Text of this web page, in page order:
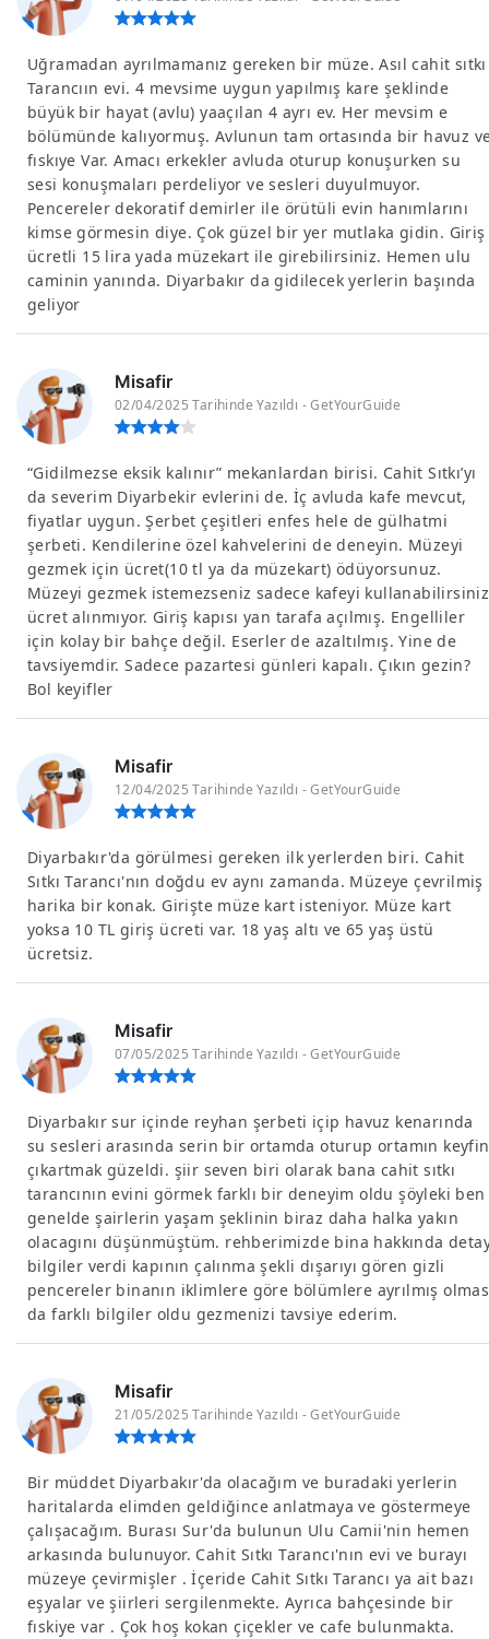
Uğramadan ayrılmamanız gereken bir müze. Asıl cahit sıtkı
Tarancıın evi. 4 mevsime uygun yapılmış kare şeklinde
büyük bir hayat (avlu) yaaçılan 4 ayrı ev. Her mevsim e
bölümünde kalıyormuş. Avlunun tam ortasında bir havuz
fıskıye Var. Amacı erkekler avluda oturup konuşurken su
sesi konuşmaları perdeliyor ve sesleri duyulmuyor.
Pencereler dekoratif demirler ile örütüli evin hanımlarını
kimse görmesin diye. Çok güzel bir yer mutlaka gidin. Giriş
ücretli 15 lira yada müzekart ile girebilirsiniz. Hemen ulu
caminin yanında. Diyarbakır da gidilecek yerlerin başında
geliyor
Misafir
02/04/2025 Tarihinde Yazıldı - GetYourGuide
“Gidilmezse eksik kalınır” mekanlardan birisi. Cahit Sıtkı’yı
da severim Diyarbekir evlerini de. İç avluda kafe mevcut,
fiyatlar uygun. Şerbet çeşitleri enfes hele de gülhatmi
şerbeti. Kendilerine özel kahvelerini de deneyin. Müzeyi
gezmek için ücret(10 tl ya da müzekart) ödüyorsunuz.
Müzeyi gezmek istemezseniz sadece kafeyi
ücret alınmıyor. Giriş kapısı yan tarafa açılmış. Engelliler
için kolay bir bahçe değil. Eserler de azaltılmış. Yine de
tavsiyemdir. Sadece pazartesi günleri kapalı. Çıkın gezin?
Bol keyifler
Misafir
12/04/2025 Tarihinde Yazıldı - GetYourGuide
Diyarbakır'da görülmesi gereken ilk yerlerden biri. Cahit
Sıtkı Tarancı'nın doğdu ev aynı zamanda. Müzeye çevrilmiş
harika bir konak. Girişte müze kart isteniyor. Müze kart
yoksa 10 TL giriş ücreti var. 18 yaş altı ve 65 yaş üstü
ücretsiz.
Misafir
07/05/2025 Tarihinde Yazıldı - GetYourGuide
Diyarbakır sur içinde reyhan şerbeti içip havuz kenarında
su sesleri arasında serin bir ortamda oturup ortamın
çıkartmak güzeldi. şiir seven biri olarak bana cahit sıtkı
tarancının evini görmek farklı bir deneyim oldu şöyleki ben
genelde şairlerin yaşam şeklinin biraz daha halka yakın
olacagını düşünmüştüm. rehberimizde bina hakkında
bilgiler verdi kapının çalınma şekli dışarıyı gören gizli
pencereler binanın iklimlere göre bölümlere ayrılmış
da farklı bilgiler oldu gezmenizi tavsiye ederim.
Misafir
21/05/2025 Tarihinde Yazıldı - GetYourGuide
Bir müddet Diyarbakır'da olacağım ve buradaki yerlerin
haritalarda elimden geldiğince anlatmaya ve göstermeye
çalışacağım. Burası Sur'da bulunun Ulu Camii'nin hemen
arkasında bulunuyor. Cahit Sıtkı Tarancı'nın evi ve burayı
müzeye çevirmişler . İçeride Cahit Sıtkı Tarancı ya ait bazı
eşyalar ve şiirleri sergilenmekte. Ayrıca bahçesinde bir
fıskiye var . Çok hoş kokan çiçekler ve cafe bulunmakta.